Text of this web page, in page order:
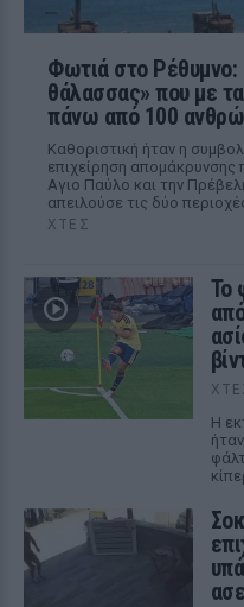
Φωτιά στο Ρέθυμνο:
θάλασσας» που με
πάνω από 100
Καθοριστική ήταν η
επιχείρηση
Αγιο Παύλο και την
απειλούσε τις δύο
ΧΤΕΣ
Το
Η